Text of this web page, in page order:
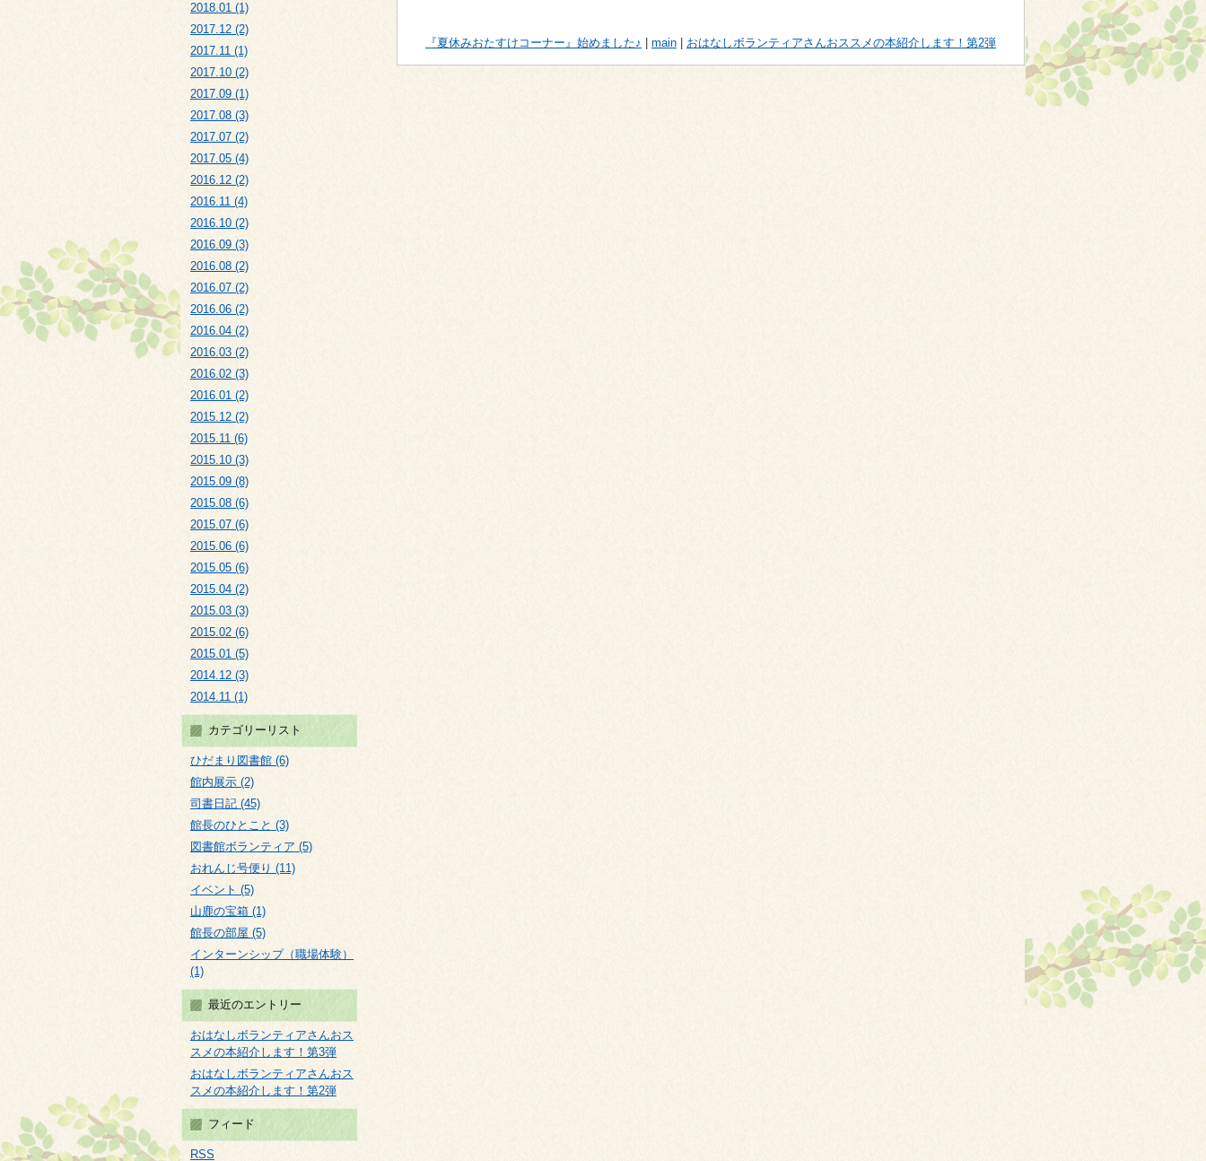
『夏休みおたすけコーナー』始めました♪ main おはなしボランティアさんおススメの本紹介します！第2弾
2018.01 (1)
2017.12 (2)
2017.11 (1)
2017.10 (2)
2017.09 (1)
2017.08 (3)
2017.07 (2)
2017.05 (4)
2016.12 (2)
2016.11 (4)
2016.10 (2)
2016.09 (3)
2016.08 (2)
2016.07 (2)
2016.06 (2)
2016.04 (2)
2016.03 (2)
2016.02 (3)
2016.01 (2)
2015.12 (2)
2015.11 (6)
2015.10 (3)
2015.09 (8)
2015.08 (6)
2015.07 (6)
2015.06 (6)
2015.05 (6)
2015.04 (2)
2015.03 (3)
2015.02 (6)
2015.01 (5)
2014.12 (3)
2014.11 (1)
カテゴリーリスト
ひだまり図書館 (6)
館内展示 (2)
司書日記 (45)
館長のひとこと (3)
図書館ボランティア (5)
おれんじ号便り (11)
イベント (5)
山鹿の宝箱 (1)
館長の部屋 (5)
インターンシップ（職場体験）
(1)
最近のエントリー
おはなしボランティアさんおス
スメの本紹介します！第3弾
おはなしボランティアさんおス
スメの本紹介します！第2弾
フィード
RSS